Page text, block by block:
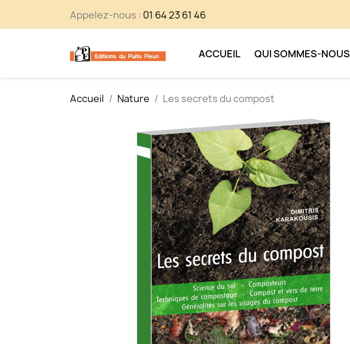
Appelez-nous : 01 64 23 61 46
ACCUEIL QUI SOMMES-NOUS
Accueil Nature Les secrets du compost